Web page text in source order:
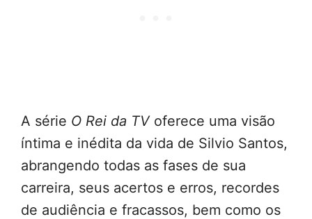
A série O Rei da TVoferece uma visão
íntima e inédita da vida de Silvio Santos,
abrangendo todas as fases de sua
carreira, seus acertos e erros, recordes
de audiência e fracassos, bem como os